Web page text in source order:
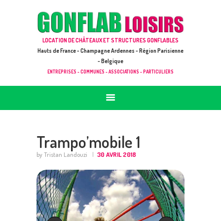
LOCATION DE CHÂTEAUX ET STRUCTURES GONFLABLES
Hauts de France - Champagne Ardennes - Région Parisienne
- Belgique
ENTREPRISES - COMMUNES - ASSOCIATIONS - PARTICULIERS
GONFLAB LOISIRS
ACCUEIL
JEUX À LOUER & PRESTATIONS
CATALOGUE / TARIF
DEMANDE DE DEVIS (SOUS 24H)
Trampo’mobile 1
by Tristan Landouzi 30 AVRIL 2018